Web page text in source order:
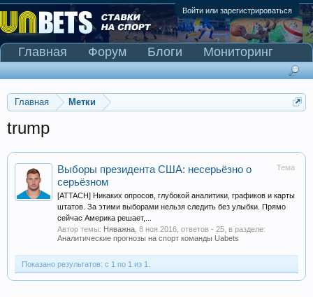
Войти или зарегистрироваться
Главная Метки
trump
Тема
Выборы президента США: несерьёзно о
серьёзном
[ATTACH] Никаких опросов, глубокой аналитики, графиков и карты
штатов. За этими выборами нельзя следить без улыбки. Прямо
сейчас Америка решает,...
Автор темы: Няважна 8 ноя 2016 , ответов - 25, в разделе:
Аналитические прогнозы на спорт команды Uabets
Показано результатов: с 1 по 1 из 1.
Главная Форум Блоги
Мониторинг
Сканер Pinnacle